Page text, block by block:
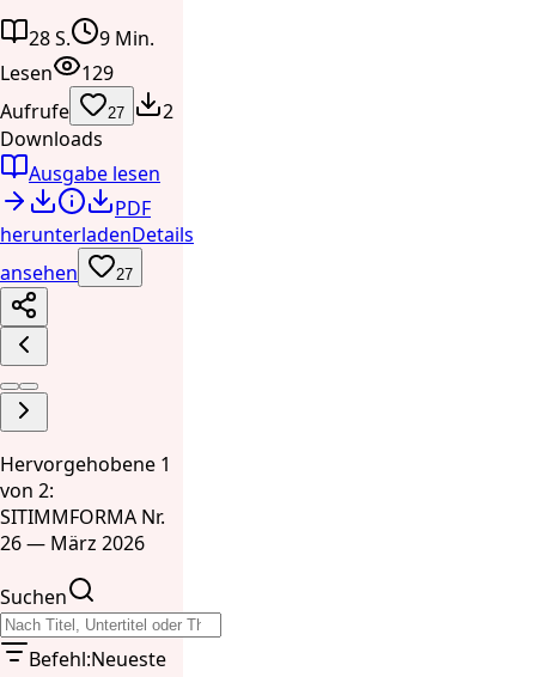
28 S.
9 Min.
Lesen
129
Aufrufe
27
2
Downloads
Ausgabe lesen
PDF
herunterladenDetails
ansehen
27
Hervorgehobene 1
von 2:
SITIMMFORMA Nr.
26 — März 2026
Suchen
Befehl:Neueste